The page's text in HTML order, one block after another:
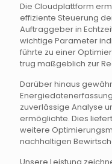
Die Cloudplattform
effiziente Steuerung
Auftraggeber in
wichtige Parameter
führte zu einer
trug maßgeblich zur
Darüber hinaus
zuverlässige Analyse
ermöglichte. Dies
weitere
nachhaltigen